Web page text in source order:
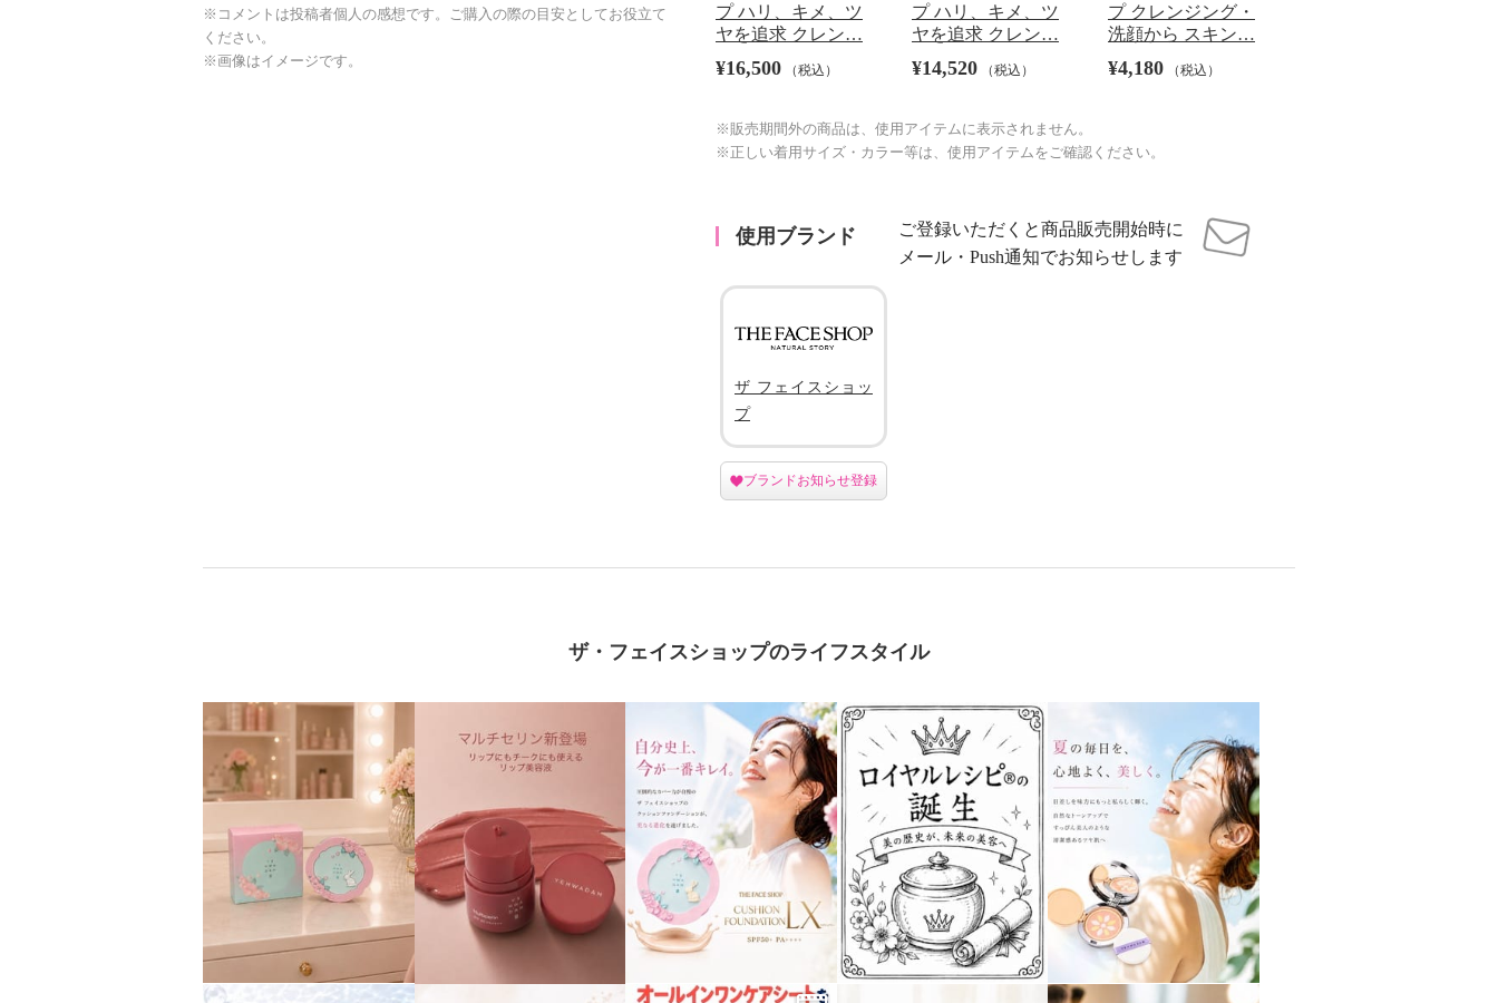
※コメントは投稿者個人の感想です。ご購入の際の目安としてお役立て
ください。
※画像はイメージです。
プ ハリ、キメ、ツ
ヤを追求 クレン…
¥16,500 （税込）
プ ハリ、キメ、ツ
ヤを追求 クレン…
¥14,520 （税込）
プ クレンジング・
洗顔から スキン…
¥4,180 （税込）
※販売期間外の商品は、使用アイテムに表示されません。
※正しい着用サイズ・カラー等は、使用アイテムをご確認ください。
使用ブランド
ご登録いただくと商品販売開始時に
メール・Push通知でお知らせします
ザ フェイスショッ
プ
ブランドお知らせ登録
ザ・フェイスショップのライフスタイル